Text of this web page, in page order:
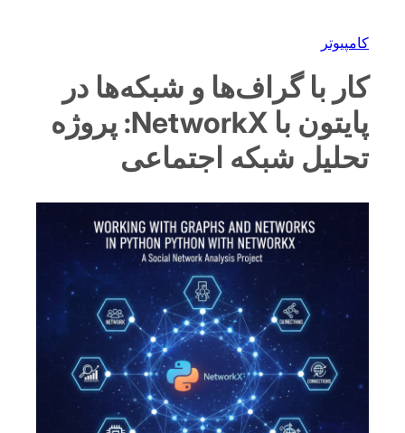
کامپیوتر
کار با گراف‌ها و شبکه‌ها در
پایتون با NetworkX: پروژه
تحلیل شبکه اجتماعی